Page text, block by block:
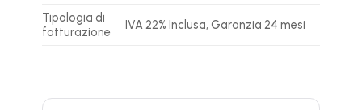
Tipologia di
fatturazione
IVA 22% Inclusa, Garanzia 24 mesi